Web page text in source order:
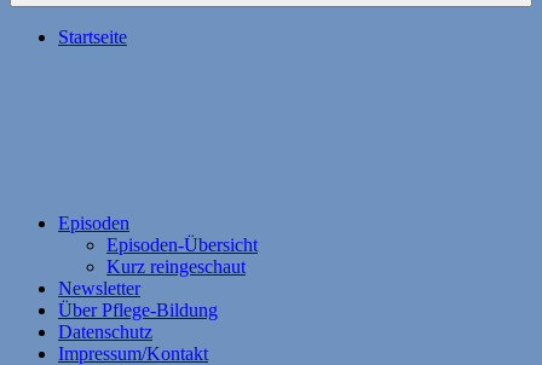
Startseite
Episoden
Episoden-Übersicht
Kurz reingeschaut
Newsletter
Über Pflege-Bildung
Datenschutz
Impressum/Kontakt